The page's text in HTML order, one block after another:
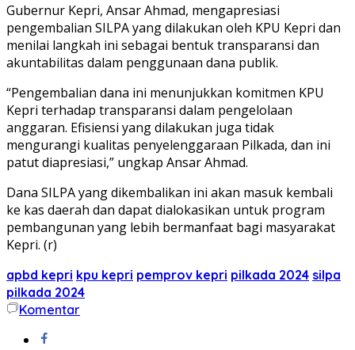
Gubernur Kepri, Ansar Ahmad, mengapresiasi
pengembalian SILPA yang dilakukan oleh KPU Kepri dan
menilai langkah ini sebagai bentuk transparansi dan
akuntabilitas dalam penggunaan dana publik.
“Pengembalian dana ini menunjukkan komitmen KPU
Kepri terhadap transparansi dalam pengelolaan
anggaran. Efisiensi yang dilakukan juga tidak
mengurangi kualitas penyelenggaraan Pilkada, dan ini
patut diapresiasi,” ungkap Ansar Ahmad.
Dana SILPA yang dikembalikan ini akan masuk kembali
ke kas daerah dan dapat dialokasikan untuk program
pembangunan yang lebih bermanfaat bagi masyarakat
Kepri. (r)
apbd kepri kpu kepri pemprov kepri pilkada 2024 silpa
pilkada 2024
Komentar